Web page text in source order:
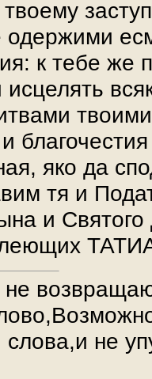
к тебе же
яко да
тя и
и
не